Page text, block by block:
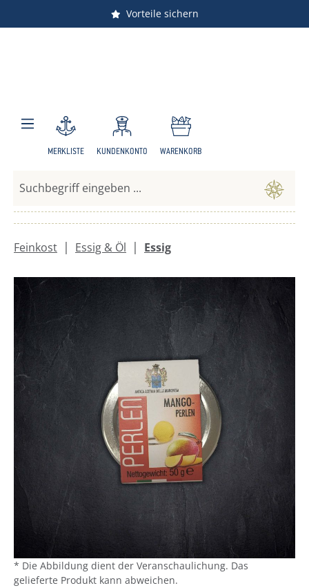
Zum Hauptinhalt springen
Vorteile sichern
Versandkostenfrei ab 150 €
MERKLISTE KUNDENKONTO WARENKORB
Feinkost | Essig & Öl | Essig
Bildergalerie überspringen
* Die Abbildung dient der Veranschaulichung. Das
gelieferte Produkt kann abweichen.